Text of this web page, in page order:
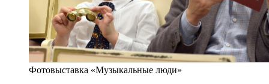
Фотовыставка «Музыкальные люди»